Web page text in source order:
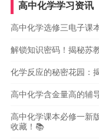
高中化学学习资讯
高中化学选修三电子课
解锁知识密码！揭秘苏
化学反应的秘密花园：
高中化学含金量高的辅
高中化学课本必修一新
收藏！📚